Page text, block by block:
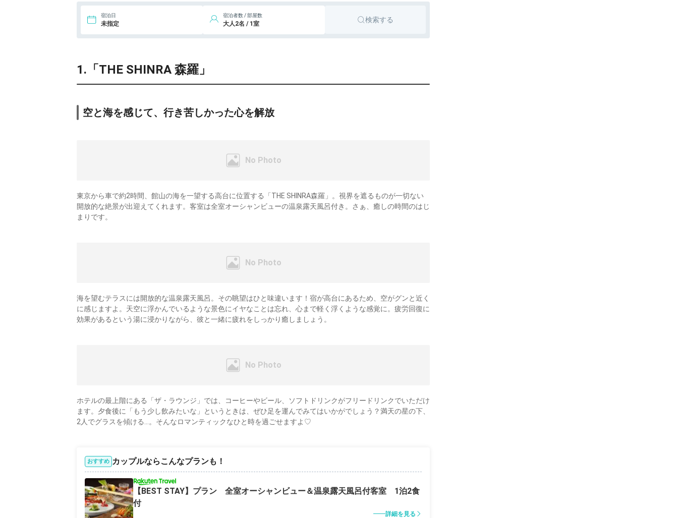
宿泊日
未指定
宿泊者数 / 部屋数
大人2名 / 1室 検索する
1.「THE SHINRA 森羅」
空と海を感じて、行き苦しかった心を解放
東京から車で約2時間、館山の海を一望する高台に位置する「THE SHINRA森羅」。視界を遮るものが一切ない
開放的な絶景が出迎えてくれます。客室は全室オーシャンビューの温泉露天風呂付き。さぁ、癒しの時間のはじ
まりです。
海を望むテラスには開放的な温泉露天風呂。その眺望はひと味違います！宿が高台にあるため、空がグンと近く
に感じますよ。天空に浮かんでいるような景色にイヤなことは忘れ、心まで軽く浮くような感覚に。疲労回復に
効果があるという湯に浸かりながら、彼と一緒に疲れをしっかり癒しましょう。
ホテルの最上階にある「ザ・ラウンジ」では、コーヒーやビール、ソフトドリンクがフリードリンクでいただけ
ます。夕食後に「もう少し飲みたいな」というときは、ぜひ足を運んでみてはいかがでしょう？満天の星の下、
2人でグラスを傾ける…。そんなロマンティックなひと時を過ごせますよ♡
おすすめ カップルならこんなプランも！
【BEST STAY】プラン 全室オーシャンビュー＆温泉露天風呂付客室 1泊2食
付
詳細を見る